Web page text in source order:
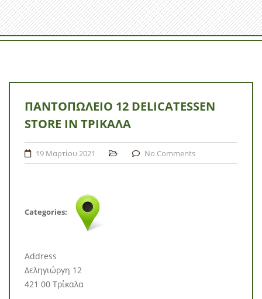
ΠΑΝΤΟΠΩΛΕΊΟ 12 DELICATESSEN
STORE IN ΤΡΊΚΑΛΑ
19 Μαρτίου 2021 No Comments
Categories:
Address
Δεληγιώργη 12
421 00 Τρίκαλα